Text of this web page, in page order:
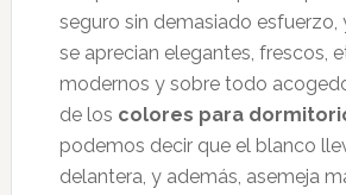
seguro sin demasiado esfuerzo,
se aprecian elegantes, frescos,
modernos y sobre todo
de los colores para
podemos decir que el blanco
delantera, y además, asemeja